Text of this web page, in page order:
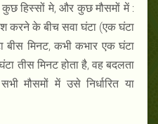
हिस्सों मे, और कुछ मौसमों में :
करने के बीच सवा घंटा (एक घंटा
बीस मिनट, कभी कभार एक घंटा
तीस मिनट होता है, वह बदलता
मौसमों में उसे निर्धारित या